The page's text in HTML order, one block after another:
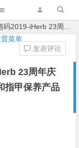
菜单
折大酬宾头发、肌肤和指甲保养产品 23％ OFF
23周年庆
指甲保养产品
发表评论